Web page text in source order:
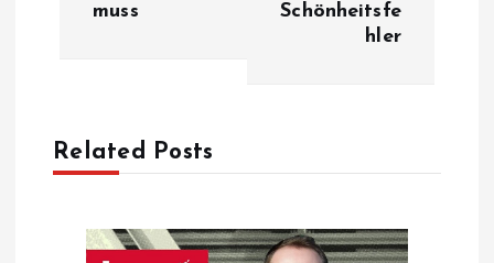
muss
Schönheitsfe
hler
Related Posts